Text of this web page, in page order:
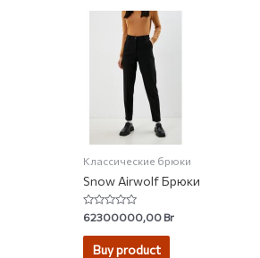
Классические брюки
Snow Airwolf Брюки
Rated
0
out
62300000,00Br
Buy product